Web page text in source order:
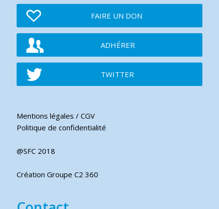
FAIRE UN DON
ADHÉRER
TWITTER
Mentions légales / CGV
Politique de confidentialité
@SFC 2018
Création Groupe C2 360